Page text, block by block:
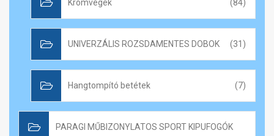
Krómvégek (84)
UNIVERZÁLIS ROZSDAMENTES DOBOK (31)
Hangtompító betétek (7)
PARAGI MŰBIZONYLATOS SPORT KIPUFOGÓK